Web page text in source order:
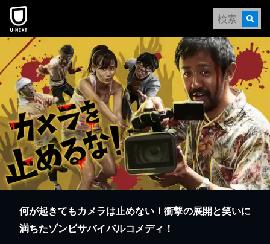
本文へスキップ
何が起きてもカメラは止めない！衝撃の展開と笑いに
満ちたゾンビサバイバルコメディ！